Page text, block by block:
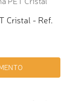
Cristal - Ref.